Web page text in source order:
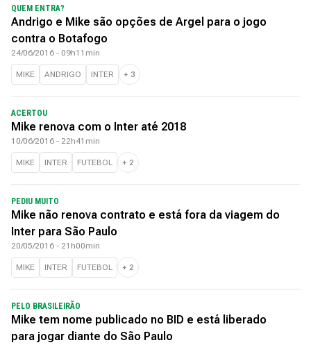
QUEM ENTRA?
Andrigo e Mike são opções de Argel para o jogo
contra o Botafogo
24/06/2016 - 09h11min
MIKE ANDRIGO INTER + 3
ACERTOU
Mike renova com o Inter até 2018
10/06/2016 - 22h41min
MIKE INTER FUTEBOL + 2
PEDIU MUITO
Mike não renova contrato e está fora da viagem do
Inter para São Paulo
20/05/2016 - 21h00min
MIKE INTER FUTEBOL + 2
PELO BRASILEIRÃO
Mike tem nome publicado no BID e está liberado
para jogar diante do São Paulo